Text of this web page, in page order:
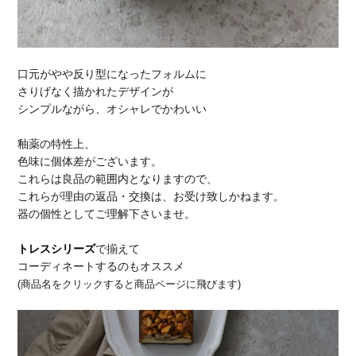
口元がやや反り型になったフォルムに
さりげなく描かれたデザインが
シンプルながら、オシャレでかわいい
釉薬の特性上、
色味に個体差がございます。
これらは良品の範囲内となりますので、
これらが理由の返品・交換は、お受け致しかねます。
器の個性としてご理解下さいませ。
トレスシリーズで揃えて
コーディネートするのもオススメ
(商品名をクリックすると商品ページに飛びます)